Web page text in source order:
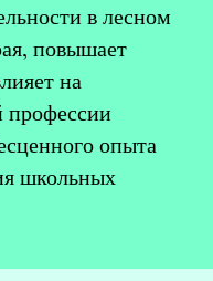
в лесном
повышает
на
профессии
опыта
школьных